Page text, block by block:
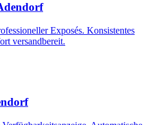
Exposés. Konsistentes
versandbereit.